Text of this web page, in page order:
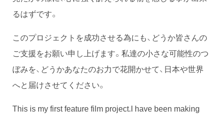
るはずです。
このプロジェクトを成功させる為にも、どうか皆さんの
ご支援をお願い申し上げます。私達の小さな可能性のつ
ぼみを、どうかあなたのお力で花開かせて、日本や世界
へと届けさせてください。
This is my first feature film project.I have been making